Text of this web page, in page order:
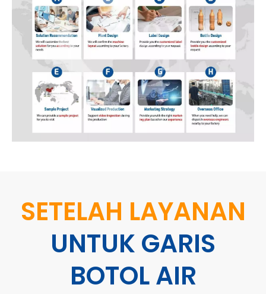
SETELAH LAYANAN
UNTUK GARIS
BOTOL AIR